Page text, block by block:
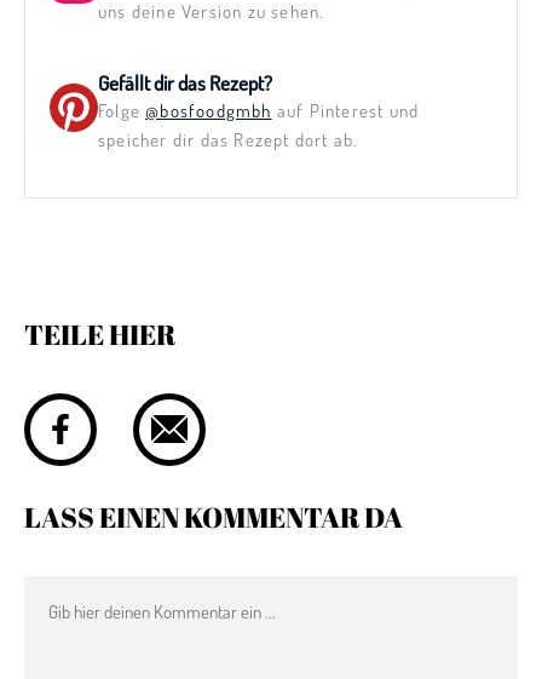
uns deine Version zu sehen.
Gefällt dir das Rezept?
Folge@bosfoodgmbh auf Pinterest und
speicher dir das Rezept dort ab.
LASS EINEN KOMMENTAR DA
TEILE HIER